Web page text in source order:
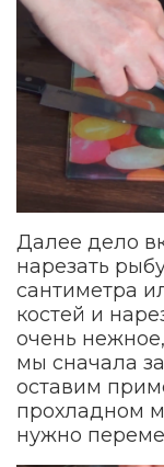
Далее дело
нарезать
сантиметра
костей и
очень
мы сначала
оставим
прохладном
нужно